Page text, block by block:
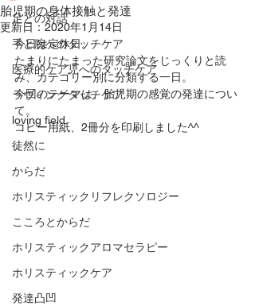
足との対話
手と腕へのタッチケア
医療的ケア児へのタッチケア
ラヴィングタッチケア
loving field
徒然に
からだ
ホリスティックリフレクソロジー
こころとからだ
ホリスティックアロマセラピー
ホリスティックケア
発達凸凹
胎児期の身体接触と発達
更新日：2020年1月14日
今日は定休日。
たまりにたまった研究論文をじっくりと読
み、カテゴリー別に分類する一日。
今回のテーマは、胎児期の感覚の発達につい
て。
コピー用紙、2冊分を印刷しました^^